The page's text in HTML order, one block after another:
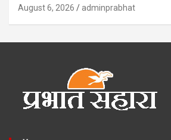
August 6, 2026 adminprabhat